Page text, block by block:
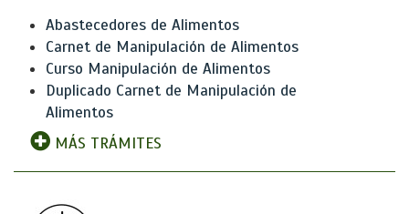
Abastecedores de Alimentos
Carnet de Manipulación de Alimentos
Curso Manipulación de Alimentos
Duplicado Carnet de Manipulación de
Alimentos
MÁS TRÁMITES